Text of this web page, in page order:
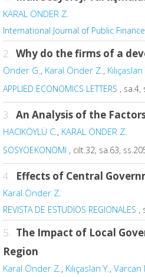
KARAL ÖNDER Z.
International Journal of Public
2. Why do the firms of a
Önder G., Karal Önder Z., Kılıçaslan
APPLIED ECONOMICS LETTERS , sa.4,
3. An Analysis of the
HACIKÖYLÜ C., KARAL ÖNDER Z.
SOSYOEKONOMI , cilt.32, sa.63,
4. Effects of Central
Karal Önder Z.
REVISTA DE ESTUDIOS REGIONALES ,
5. The Impact of Local
Region
Karal Önder Z., Kılıçaslan Y., Varcan